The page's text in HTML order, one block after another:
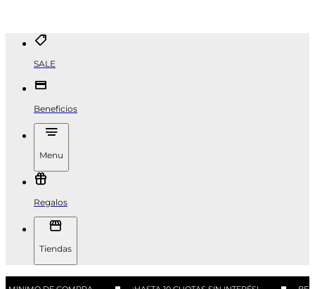
SALE
Beneficios
Menu
Regalos
Tiendas